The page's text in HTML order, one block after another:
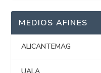
MEDIOS AFINES
ALICANTEMAG